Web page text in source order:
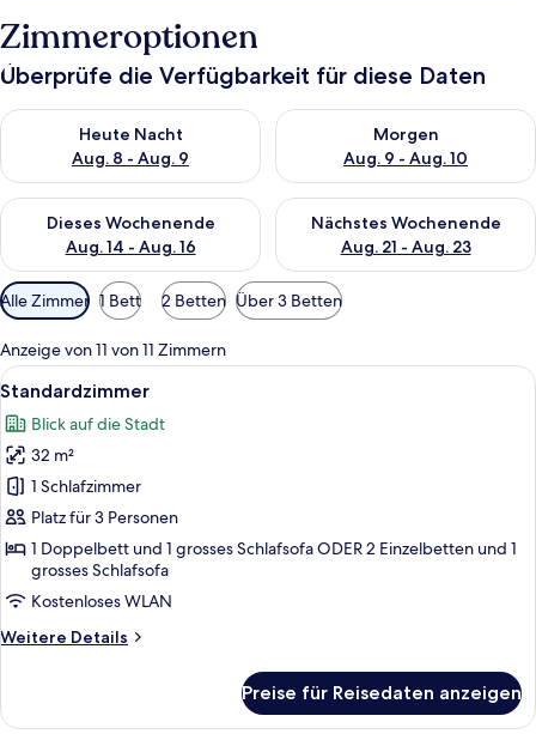
Zimmeroptionen
Überprüfe die Verfügbarkeit für diese Daten
Heute Nacht
Aug. 8 - Aug. 9
Überprüfe die Verfügbarkeit für heute Nacht, Aug. 8 - Aug. 9.
Morgen
Aug. 9 - Aug. 10
Überprüfe die Verfügbarkeit
Dieses Wochenende
Aug. 14 - Aug. 16
Überprüfe die Verfügbarkeit für dieses Wochenende, Aug. 14
Nächstes Wochenende
Aug. 21 - Aug. 23
Überprüfe die Verfügbarkeit
Verfügbare
Filter
für
Zimmer
Alle Zimmer 1 Bett 2 Betten Über 3 Betten
Anzeige von 11 von 11 Zimmern
Alle
Fotos
für
Standardzimmer
anzeigen
9
Standardzimmer
Blick auf die Stadt
32 m²
1 Schlafzimmer
Platz für 3 Personen
1 Doppelbett und 1 grosses Schlafsofa ODER 2 Einzelbetten und 1
grosses Schlafsofa
Kostenloses WLAN
Weitere Details
Weitere
Preise für Reisedaten anzeigen